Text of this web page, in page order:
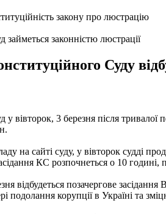
законністю люстрації
Суду
вівторок, 3 березня після
на сайті суду, у вівторок судді
КС розпочнеться о 10
відбудеться позачергове
подолання корупції в Україні та